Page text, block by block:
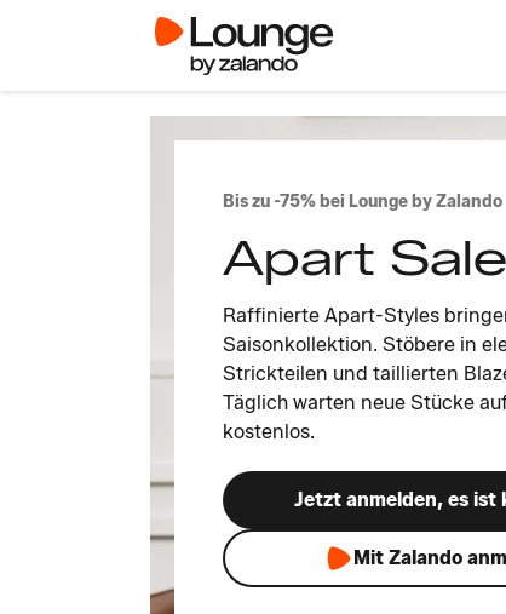
Bis zu -75% bei Lounge by Zalando
Apart Sale
Raffinierte Apart-Styles
Saisonkollektion. Stöbere in
Strickteilen und taillierten
Täglich warten neue Stücke
kostenlos.
Jetzt anmelden, es ist
Mit Zalando